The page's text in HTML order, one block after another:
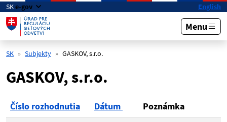
Preskočiť na hlavný obsah
SKe-gov English
Menu
SK Subjekty GASKOV, s.r.o.
GASKOV, s.r.o.
Číslo rozhodnutia Dátum
Poznámka